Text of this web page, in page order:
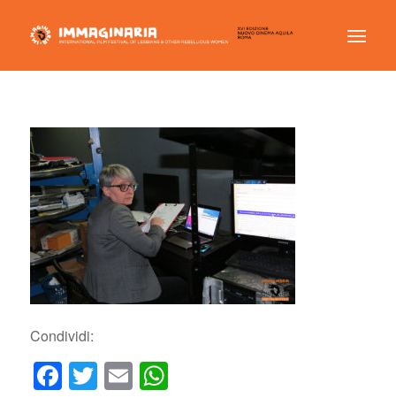
Condividi:
Facebook
Twitter
EmailWhatsApp